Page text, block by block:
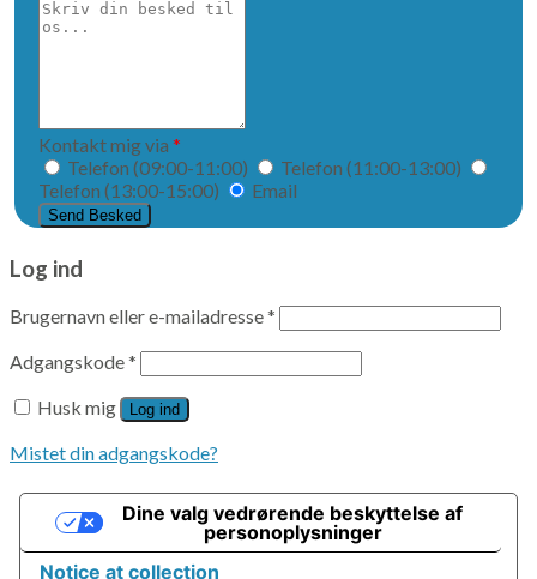
Skriv
din
Kontakt mig via *
Telefon (09:00-11:00)
Telefon (11:00-13:00)
Telefon (13:00-15:00)
Email
Log ind
Brugernavn eller e-mailadresse*
Adgangskode*
Husk mig
Log ind
Mistet din adgangskode?
Notice at collection
Dine valg vedrørende beskyttelse af
personoplysninger